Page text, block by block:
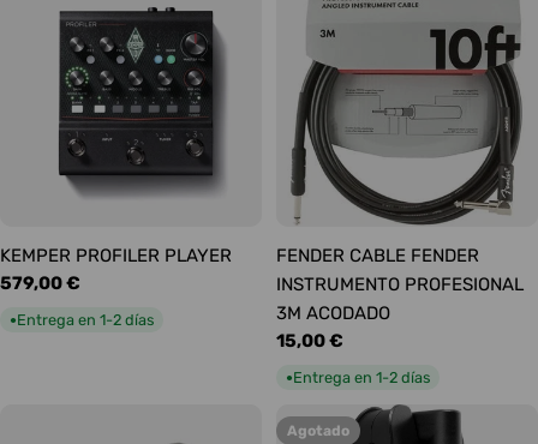
KEMPER PROFILER PLAYER
Precio
habitual
579,00 €
●Entrega en 1-2 días
FENDER CABLE FENDER
INSTRUMENTO PROFESIONAL
3M ACODADO
Precio
habitual
15,00 €
●Entrega en 1-2 días
Agotado